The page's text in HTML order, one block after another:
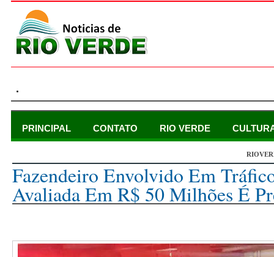
.
PRINCIPAL CONTATO RIO VERDE
Fazendeiro Envolvido Em
Avaliada Em R$ 50 Milhões É